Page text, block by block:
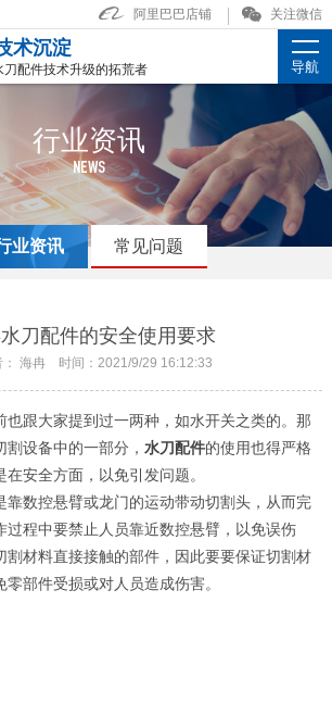
阿里巴巴店铺 关注微信
术沉淀
配件技术升级的拓荒者 导航
行业资讯
NEWS
业资讯 常见问题
刀配件的安全使用要求
： 海冉 时间：2021/9/29 16:12:33
也跟大家提到过一两种，如水开关之类的。那
设备中的一部分， 水刀配件的使用也得严格
安全方面，以免引发问题。
数控悬臂或龙门的运动带动切割头，从而完
过程中要禁止人员靠近数控悬臂，以免误伤
割材料直接接触的部件，因此要要保证切割材
部件受损或对人员造成伤害。